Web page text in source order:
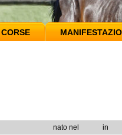
CORSE
nato nel
in